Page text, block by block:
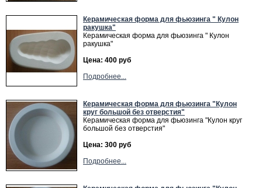
Керамическая форма для фьюзинга " Кулон
ракушка"
Керамическая форма для фьюзинга " Кулон
ракушка"
Цена: 400 руб
Подробнее...
Керамическая форма для фьюзинга "Кулон
круг большой без отверстия"
Керамическая форма для фьюзинга "Кулон круг
большой без отверстия"
Цена: 300 руб
Подробнее...